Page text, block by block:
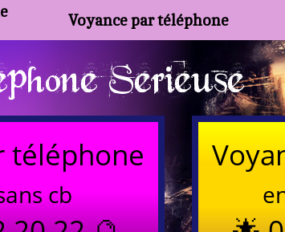
Voyance par téléphone
Serieuse
téléphone
cb